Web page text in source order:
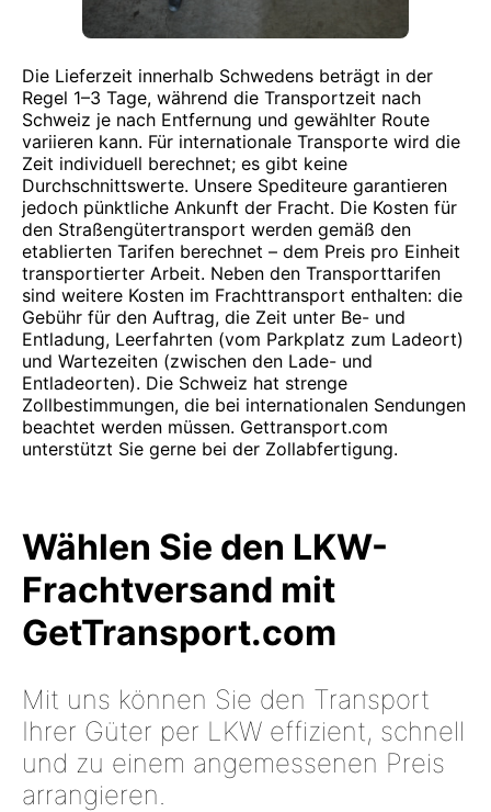
Die Lieferzeit innerhalb Schwedens beträgt in der
Regel 1–3 Tage, während die Transportzeit nach
Schweiz je nach Entfernung und gewählter Route
variieren kann. Für internationale Transporte wird die
Zeit individuell berechnet; es gibt keine
Durchschnittswerte. Unsere Spediteure garantieren
jedoch pünktliche Ankunft der Fracht. Die Kosten für
den Straßengütertransport werden gemäß den
etablierten Tarifen berechnet – dem Preis pro Einheit
transportierter Arbeit. Neben den Transporttarifen
sind weitere Kosten im Frachttransport enthalten: die
Gebühr für den Auftrag, die Zeit unter Be- und
Entladung, Leerfahrten (vom Parkplatz zum Ladeort)
und Wartezeiten (zwischen den Lade- und
Entladeorten). Die Schweiz hat strenge
Zollbestimmungen, die bei internationalen Sendungen
beachtet werden müssen. Gettransport.com
unterstützt Sie gerne bei der Zollabfertigung.
Wählen Sie den LKW-
Frachtversand mit
GetTransport.com
Mit uns können Sie den Transport
Ihrer Güter per LKW effizient, schnell
und zu einem angemessenen Preis
arrangieren.